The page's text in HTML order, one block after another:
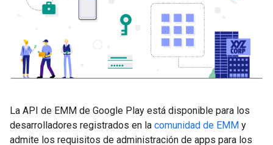
La API de EMM de Google Play está disponible para los
desarrolladores registrados en la comunidad de EMM y
admite los requisitos de administración de apps para los